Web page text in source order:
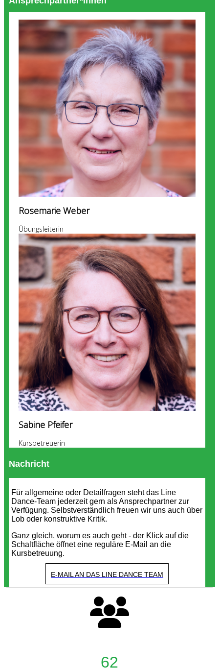
Rosemarie Weber
Übungsleiterin
Sabine Pfeifer
Kursbetreuerin
Nachricht
Für allgemeine oder Detailfragen steht das Line
Dance-Team jederzeit gern als Ansprechpartner zur
Verfügung. Selbstverständlich freuen wir uns auch über
Lob oder konstruktive Kritik.
Ganz gleich, worum es auch geht - der Klick auf die
Schaltfläche öffnet eine reguläre E-Mail an die
Kursbetreuung.
E-MAIL AN DAS LINE DANCE TEAM
62